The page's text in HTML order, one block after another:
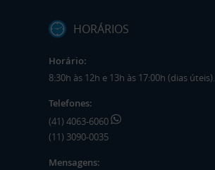
HORÁRIOS
Horário:
8:30h às 12h e 13h às 17:00h (dias úteis).
Telefones:
(41) 4063-6060
(11) 3090-0035
Mensagens: